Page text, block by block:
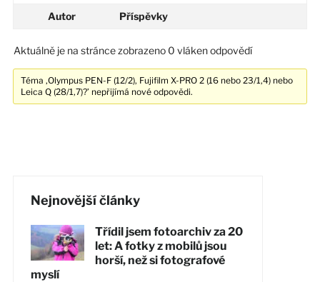
Autor
Příspěvky
Aktuálně je na stránce zobrazeno 0 vláken odpovědí
Téma ‚Olympus PEN-F (12/2), Fujifilm X-PRO 2 (16 nebo 23/1,4) nebo
Leica Q (28/1,7)?’ nepřijímá nové odpovědi.
Nejnovější články
Třídil jsem fotoarchiv za 20
let: A fotky z mobilů jsou
horší, než si fotografové
myslí